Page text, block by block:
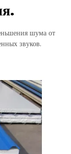
шума от
звуков.